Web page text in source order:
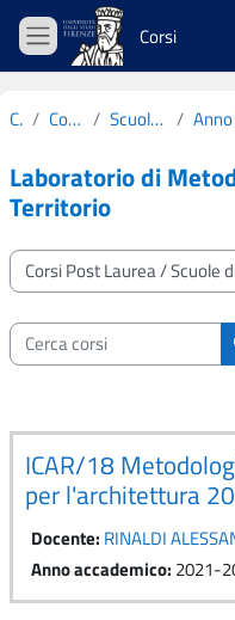
Vai al contenuto principale
Pannello laterale
Corsi
Corsi Corsi Post Laurea Scuole di Specializzazione
Laboratorio di
Territorio
Categorie di corso
Cerca corsi
ICAR/18
per l'architettura
Docente: RINALDI
Anno accademico: 2021-